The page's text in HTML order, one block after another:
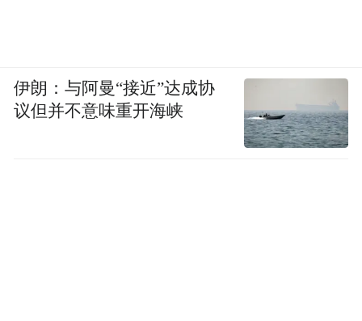
伊朗：与阿曼“接近”达成协
议但并不意味重开海峡